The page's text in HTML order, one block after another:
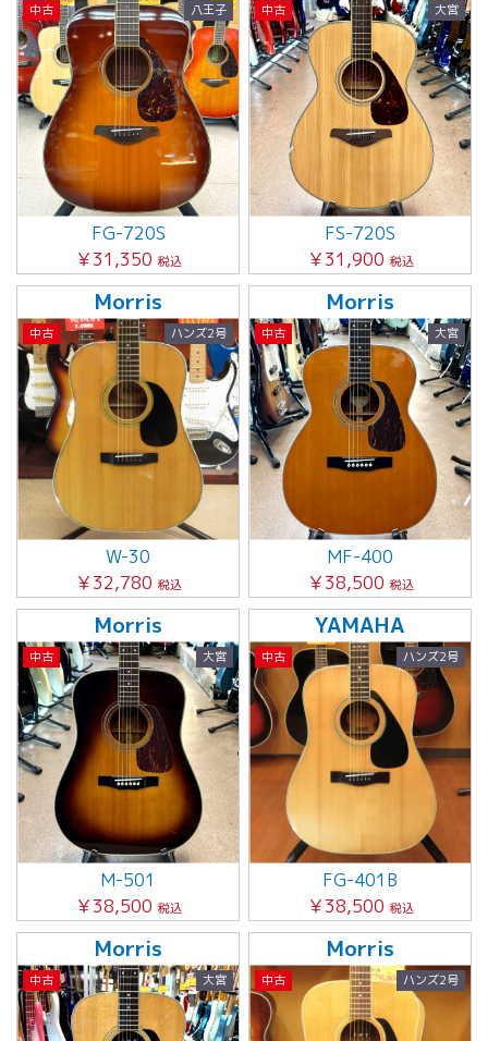
中古 八王子
FG-720S
￥31,350 税込
中古 大宮
FS-720S
￥31,900 税込
Morris
中古 ハンズ2号
W-30
￥32,780 税込
Morris
中古 大宮
MF-400
￥38,500 税込
Morris
中古 大宮
M-501
￥38,500 税込
YAMAHA
中古 ハンズ2号
FG-401B
￥38,500 税込
Morris
中古 大宮
Morris
中古 ハンズ2号